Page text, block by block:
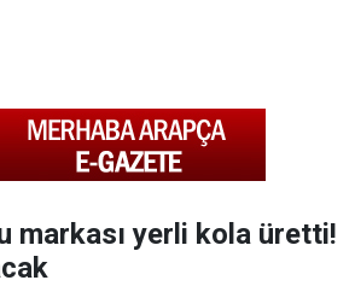
markası yerli kola üretti!